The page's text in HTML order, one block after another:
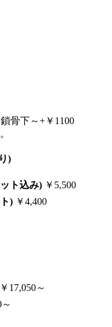
骨下～+￥1100
)
ト込み) ￥5,500
) ￥4,400
￥17,050～